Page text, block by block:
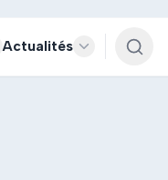
Actualités